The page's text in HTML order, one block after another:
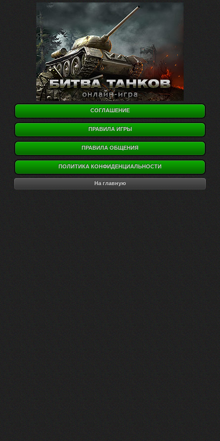
СОГЛАШЕНИЕ
ПРАВИЛА ИГРЫ
ПРАВИЛА ОБЩЕНИЯ
ПОЛИТИКА КОНФИДЕНЦИАЛЬНОСТИ
На главную